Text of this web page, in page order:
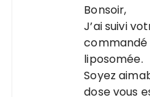
Bonsoir,
J’ai suivi
liposomée.
Soyez
dose vous